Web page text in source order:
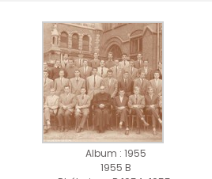
Album : 1955
1955 B